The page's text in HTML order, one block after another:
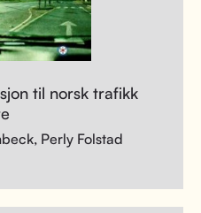
til norsk trafikk
Perly Folstad